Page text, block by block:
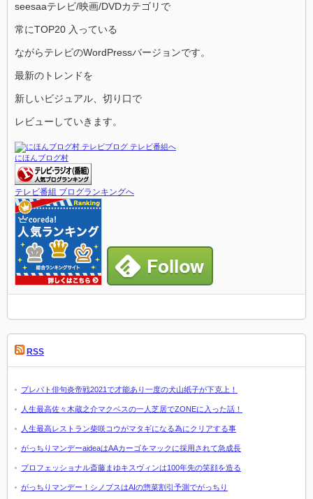
seesaaテレビ/映画/DVDカテゴリで
常にTOP20 入っている
ながらテレビのWordPressバージョンです。
最新のトレンドを
新しいビジュアル、切り口で
レビューしていきます。
にほんブログ村
テレビ番組 ブログランキングへ
RSS
プレバト俳句炎帝戦2021で才能あり一度の犬山紙子が下克上！
人生最高佐々木蔵之介マクベスの一人芝居でZONEに入った話！
人生最高レストラン柴咲コウがマタギになる為にクリアする事
がっちりマンデーaideaはAAカーゴをマックに採用されて急成長
プロフェッショナル斎藤まゆキスヴィンは100年先の笑顔を造る
がっちりマンデー！シノプスはAIの惣菜割引予測でがっちり